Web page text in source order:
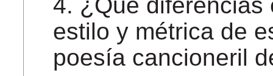
estilo y métrica de
poesía cancioneril